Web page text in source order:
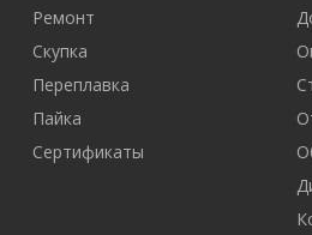
Ремонт
Скупка
Переплавка
Пайка
Сертификаты